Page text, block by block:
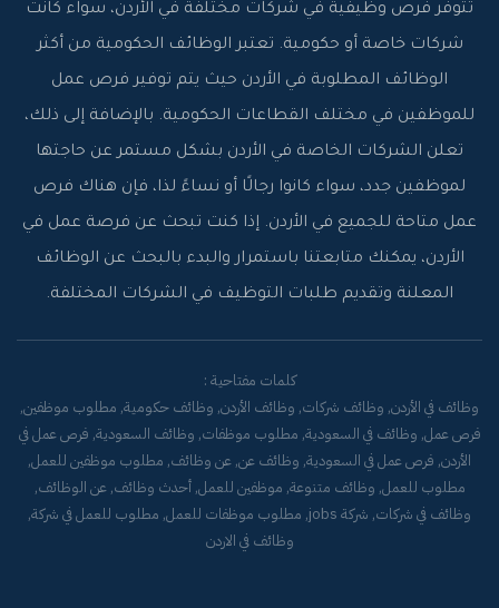
تتوفر فرص وظيفية في شركات مختلفة في الأردن، سواء كانت
شركات خاصة أو حكومية. تعتبر الوظائف الحكومية من أكثر
الوظائف المطلوبة في الأردن حيث يتم توفير فرص عمل
للموظفين في مختلف القطاعات الحكومية. بالإضافة إلى ذلك،
تعلن الشركات الخاصة في الأردن بشكل مستمر عن حاجتها
لموظفين جدد، سواء كانوا رجالًا أو نساءً لذا، فإن هناك فرص
عمل متاحة للجميع في الأردن. إذا كنت تبحث عن فرصة عمل في
الأردن، يمكنك متابعتنا باستمرار والبدء بالبحث عن الوظائف
المعلنة وتقديم طلبات التوظيف في الشركات المختلفة.
كلمات مفتاحية :
وظائف في الأردن, وظائف شركات, وظائف الأردن, وظائف حكومية, مطلوب موظفين,
فرص عمل, وظائف في السعودية, مطلوب موظفات, وظائف السعودية, فرص عمل في
الأردن, فرص عمل في السعودية, وظائف عن, عن وظائف, مطلوب موظفين للعمل,
مطلوب للعمل, وظائف متنوعة, موظفين للعمل, أحدث وظائف, عن الوظائف,
وظائف في شركات, شركة jobs, مطلوب موظفات للعمل, مطلوب للعمل في شركة,
وظائف في الاردن